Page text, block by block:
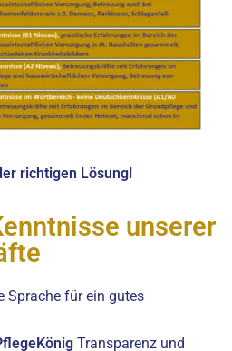
richtigen Lösung!
unserer
Sprache für ein gutes
Transparenz und